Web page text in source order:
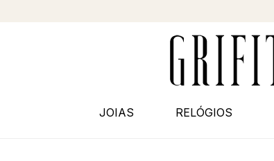
JOIAS RELÓGIOS